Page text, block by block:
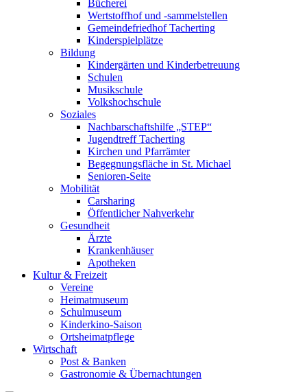
Bücherei
Wertstoffhof und -sammelstellen
Gemeindefriedhof Tacherting
Kinderspielplätze
Bildung
Kindergärten und Kinderbetreuung
Schulen
Musikschule
Volkshochschule
Soziales
Nachbarschaftshilfe „STEP“
Jugendtreff Tacherting
Kirchen und Pfarrämter
Begegnungsfläche in St. Michael
Senioren-Seite
Mobilität
Carsharing
Öffentlicher Nahverkehr
Gesundheit
Ärzte
Krankenhäuser
Apotheken
Kultur & Freizeit
Vereine
Heimatmuseum
Schulmuseum
Kinderkino-Saison
Ortsheimatpflege
Wirtschaft
Post & Banken
Gastronomie & Übernachtungen